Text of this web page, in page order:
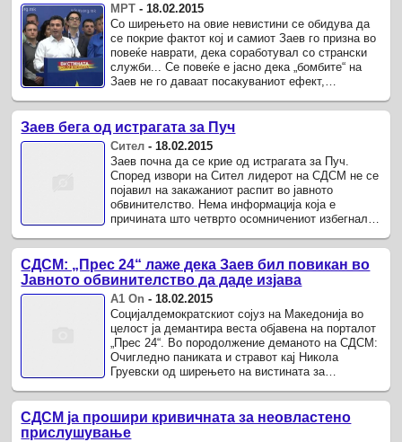
МРТ - 18.02.2015
Со ширењето на овие невистини се обидува да
се покрие фактот кој и самиот Заев го призна во
повеќе наврати, дека соработувал со странски
служби... Се повеќе е јасно дека „бомбите“ на
Заев не го даваат посакуваниот ефект,
Заев бега од истрагата за Пуч
Сител - 18.02.2015
Заев почна да се крие од истрагата за Пуч.
Според извори на Сител лидерот на СДСМ не се
појавил на закажаниот распит во јавното
обвинителство. Нема информација која е
причината што четврто осомничениот избегнал
СДСМ: „Прес 24“ лаже дека Заев бил повикан во
Јавното обвинителство да даде изјава
А1 On - 18.02.2015
Социјалдемократскиот сојуз на Македонија во
целост ја демантира веста објавена на порталот
„Прес 24“. Во породолжение деманото на СДСМ:
Очигледно паниката и стравот кај Никола
Груевски од ширењето на вистината за
СДСМ ја прошири кривичната за неовластено
прислушување